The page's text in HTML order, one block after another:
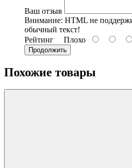
Ваш отзыв
Внимание: HTML не
обычный текст!
Рейтинг Плохо
Продолжить
Похожие товары